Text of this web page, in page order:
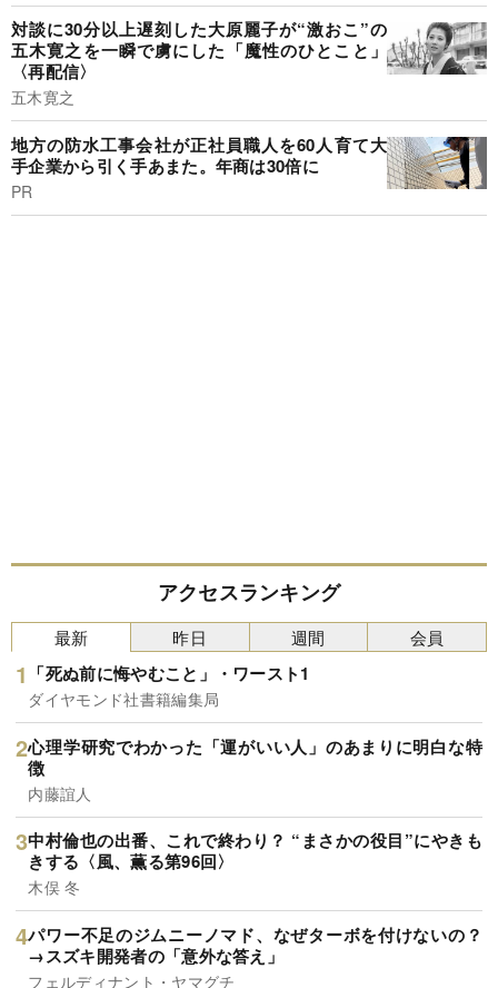
対談に30分以上遅刻した大原麗子が“激おこ”の
五木寛之を一瞬で虜にした「魔性のひとこと」
〈再配信〉
五木寛之
地方の防水工事会社が正社員職人を60人育て大
手企業から引く手あまた。年商は30倍に
PR
アクセスランキング
最新
「死ぬ前に悔やむこと」・ワースト1
ダイヤモンド社書籍編集局
心理学研究でわかった「運がいい人」のあまりに明白な特
徴
内藤誼人
中村倫也の出番、これで終わり？ “まさかの役目”にやきも
きする〈風、薫る第96回〉
木俣 冬
パワー不足のジムニーノマド、なぜターボを付けないの？
→スズキ開発者の「意外な答え」
フェルディナント・ヤマグチ
昨日 週間 会員